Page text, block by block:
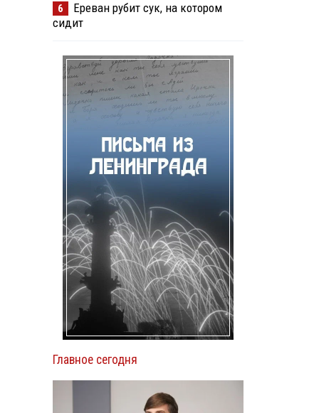
6
Ереван рубит сук, на котором
сидит
Главное сегодня